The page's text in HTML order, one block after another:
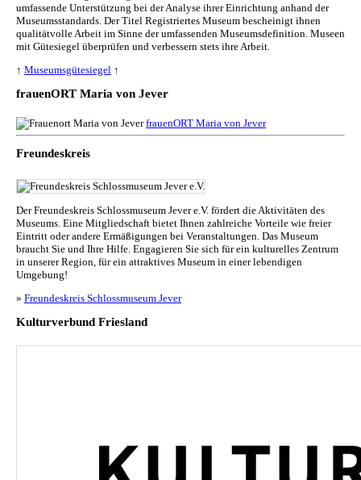
umfassende Unterstützung bei der Analyse ihrer Einrichtung anhand der
Museumsstandards. Der Titel Registriertes Museum bescheinigt ihnen
qualitätvolle Arbeit im Sinne der umfassenden Museumsdefinition. Museen
mit Gütesiegel überprüfen und verbessern stets ihre Arbeit.
↑ Museumsgütesiegel ↑
frauenORT Maria von Jever
frauenORT Maria von Jever
Freundeskreis
Der Freundeskreis Schlossmuseum Jever e.V. fördert die Aktivitäten des
Museums. Eine Mitgliedschaft bietet Ihnen zahlreiche Vorteile wie freier
Eintritt oder andere Ermäßigungen bei Veranstaltungen. Das Museum
braucht Sie und Ihre Hilfe. Engagieren Sie sich für ein kulturelles Zentrum
in unserer Region, für ein attraktives Museum in einer lebendigen
Umgebung!
» Freundeskreis Schlossmuseum Jever
Kulturverbund Friesland